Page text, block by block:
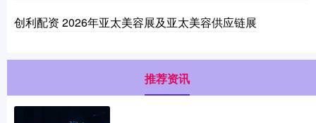
创利配资 2026年亚太美容展及亚太美容供应链展
推荐资讯